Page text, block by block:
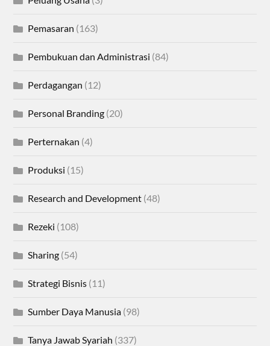
Pemasaran (163)
Pembukuan dan Administrasi (84)
Perdagangan (12)
Personal Branding (20)
Perternakan (4)
Produksi (15)
Research and Development (48)
Rezeki (108)
Sharing (54)
Strategi Bisnis (11)
Sumber Daya Manusia (98)
Tanya Jawab Syariah (337)